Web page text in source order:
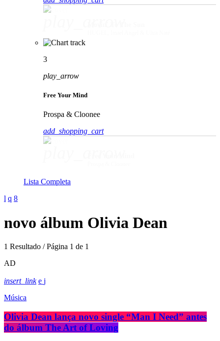
3
play_arrow
Free Your Mind
Prospa & Cloonee
add_shopping_cart
Lista Completa
novo álbum Olivia Dean
1 Resultado / Página 1 de 1
AD
insert_link
Música
Olivia Dean lança novo single “Man I Need” antes
do álbum The Art of Loving